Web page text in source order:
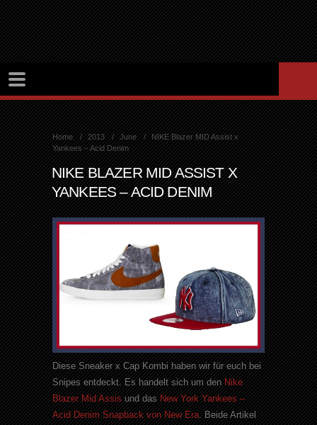
Home 2013 June
NIKE Blazer MID Assist x
Yankees – Acid Denim
NIKE BLAZER MID ASSIST X
YANKEES – ACID DENIM
Diese Sneaker x Cap Kombi haben wir für euch bei
Snipes entdeckt. Es handelt sich um denNike
Blazer Mid Assisund dasNew York Yankees –
Acid Denim Snapback von New Era. Beide Artikel